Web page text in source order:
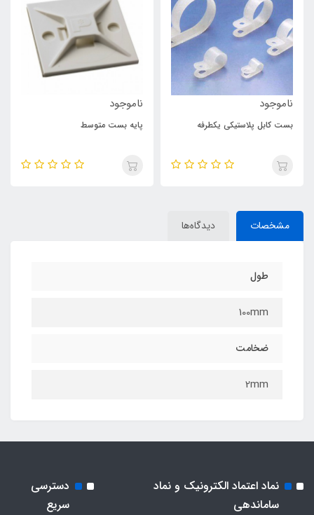
ناموجود
بست کابل پلاستیکی یکطرفه
ناموجود
پایه بست متوسط
مشخصات دیدگاه‌ها
طول
100mm
ضخامت
2mm
نماد اعتماد الکترونیک و نماد
ساماندهی
دسترسی
سریع